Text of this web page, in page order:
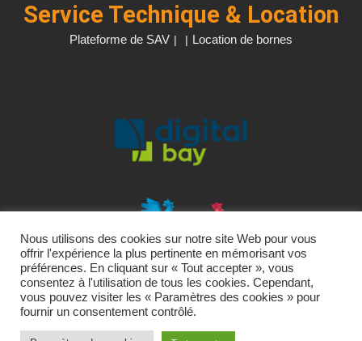
Service Technique & Location
Plateforme de SAV | | Location de bornes
Nous utilisons des cookies sur notre site Web pour vous
offrir l'expérience la plus pertinente en mémorisant vos
préférences. En cliquant sur « Tout accepter », vous
consentez à l'utilisation de tous les cookies. Cependant,
vous pouvez visiter les « Paramètres des cookies » pour
fournir un consentement contrôlé.